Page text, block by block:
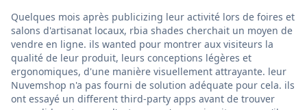
Quelques mois après publicizing leur activité lors de foires et
salons d'artisanat locaux, rbia shades cherchait un moyen de
vendre en ligne. ils wanted pour montrer aux visiteurs la
qualité de leur produit, leurs conceptions légères et
ergonomiques, d'une manière visuellement attrayante. leur
Nuvemshop n'a pas fourni de solution adéquate pour cela. ils
ont essayé un different third-party apps avant de trouver